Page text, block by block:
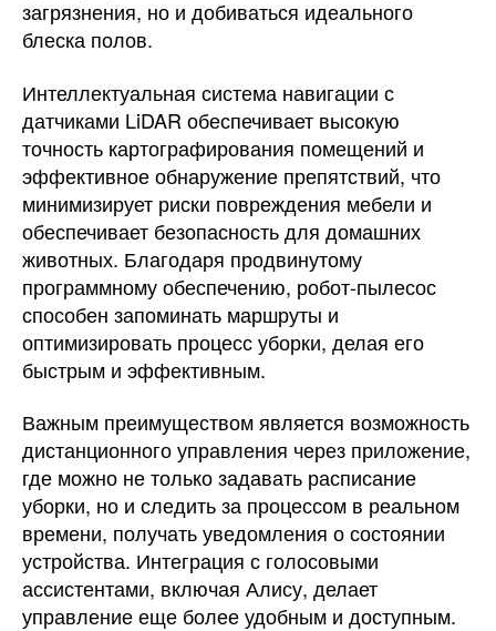
загрязнения, но и добиваться идеального
блеска полов.
Интеллектуальная система навигации с
датчиками LiDAR обеспечивает высокую
точность картографирования помещений и
эффективное обнаружение препятствий, что
минимизирует риски повреждения мебели и
обеспечивает безопасность для домашних
животных. Благодаря продвинутому
программному обеспечению, робот-пылесос
способен запоминать маршруты и
оптимизировать процесс уборки, делая его
быстрым и эффективным.
Важным преимуществом является возможность
дистанционного управления через приложение,
где можно не только задавать расписание
уборки, но и следить за процессом в реальном
времени, получать уведомления о состоянии
устройства. Интеграция с голосовыми
ассистентами, включая Алису, делает
управление еще более удобным и доступным.